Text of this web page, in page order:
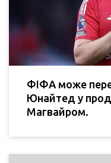
ФІФА може
Юнайтед у
Магвайром.